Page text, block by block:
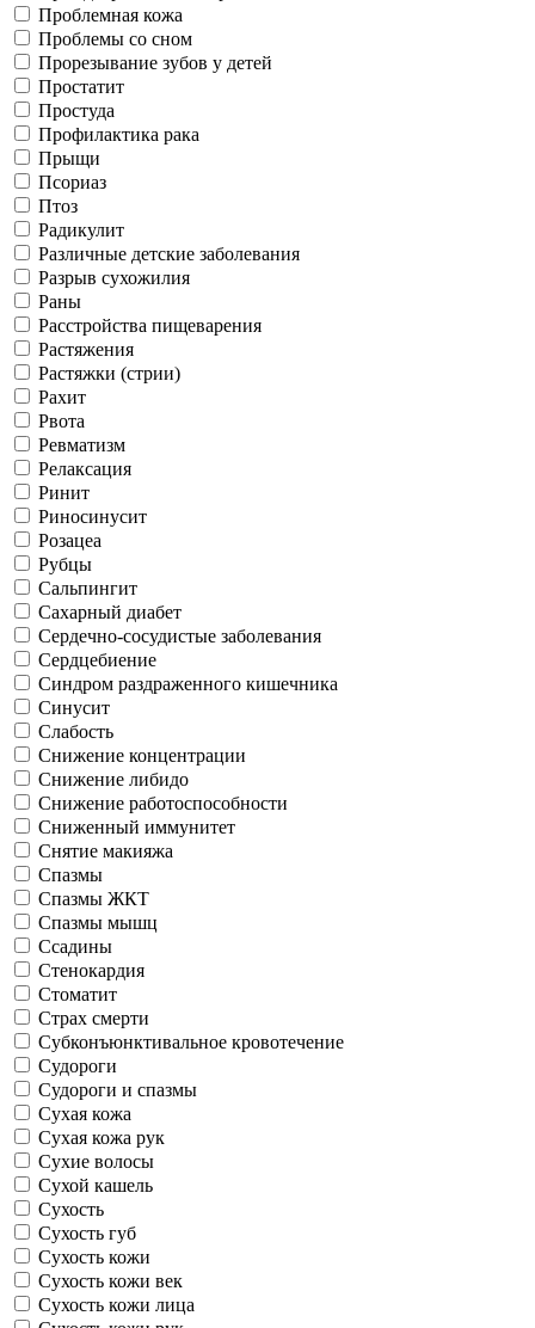
Проблемная кожа
Проблемы со сном
Прорезывание зубов у детей
Простатит
Простуда
Профилактика рака
Прыщи
Псориаз
Птоз
Радикулит
Различные детские заболевания
Разрыв сухожилия
Раны
Расстройства пищеварения
Растяжения
Растяжки (стрии)
Рахит
Рвота
Ревматизм
Релаксация
Ринит
Риносинусит
Розацеа
Рубцы
Сальпингит
Сахарный диабет
Сердечно-сосудистые заболевания
Сердцебиение
Синдром раздраженного кишечника
Синусит
Слабость
Снижение концентрации
Снижение либидо
Снижение работоспособности
Сниженный иммунитет
Снятие макияжа
Спазмы
Спазмы ЖКТ
Спазмы мышц
Ссадины
Стенокардия
Стоматит
Страх смерти
Субконъюнктивальное кровотечение
Судороги
Судороги и спазмы
Сухая кожа
Сухая кожа рук
Сухие волосы
Сухой кашель
Сухость
Сухость губ
Сухость кожи
Сухость кожи век
Сухость кожи лица